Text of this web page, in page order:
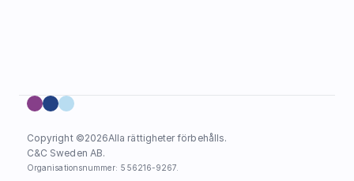
Copyright ©2026Alla rättigheter förbehålls.
C&C Sweden AB.
Organisationsnummer: 556216-9267.